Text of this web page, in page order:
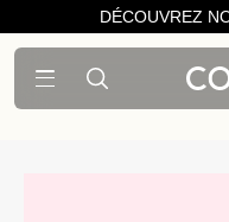
DÉCOUVREZ